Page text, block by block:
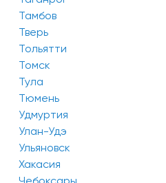
Тамбов
Тверь
Тольятти
Томск
Тула
Тюмень
Удмуртия
Улан-Удэ
Ульяновск
Хакасия